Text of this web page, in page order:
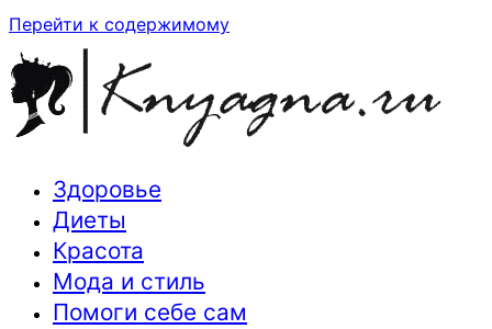
Перейти к содержимому
Траектория здоровья и красоты
Здоровье
Диеты
Красота
Мода и стиль
Помоги себе сам